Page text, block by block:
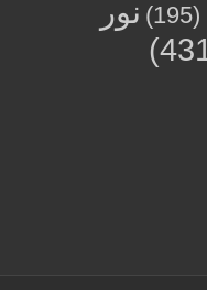
(195)
نور